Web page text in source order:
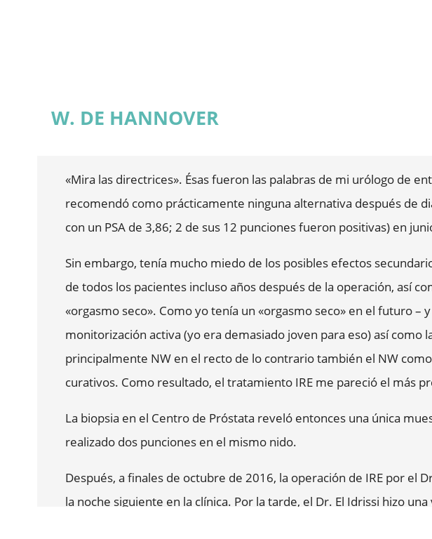
W. DE HANNOVER
«Mira las directrices». Ésas fueron las palabras de mi urólogo de
recomendó como prácticamente ninguna alternativa después de
con un PSA de 3,86; 2 de sus 12 punciones fueron positivas) en
Sin embargo, tenía mucho miedo de los posibles efectos
de todos los pacientes incluso años después de la operación, así
«orgasmo seco». Como yo tenía un «orgasmo seco» en el futuro
monitorización activa (yo era demasiado joven para eso) así
principalmente NW en el recto de lo contrario también el NW
curativos. Como resultado, el tratamiento IRE me pareció el más
La biopsia en el Centro de Próstata reveló entonces una única
realizado dos punciones en el mismo nido.
Después, a finales de octubre de 2016, la operación de IRE por
la noche siguiente en la clínica. Por la tarde, el Dr. El Idrissi hizo